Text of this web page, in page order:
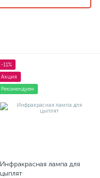
-11%
Акция
Рекомендуем
Инфракрасная лампа для
цыплят